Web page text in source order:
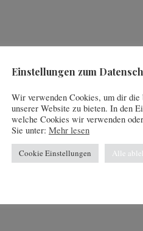
Einstellungen zum
Wir verwenden Cookies, um dir
unserer Website zu bieten. In den
welche Cookies wir verwenden
Sie unter: Mehr lesen
Cookie Einstellungen Alle